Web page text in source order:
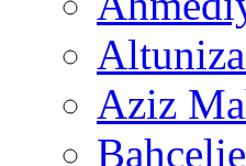
Aziz